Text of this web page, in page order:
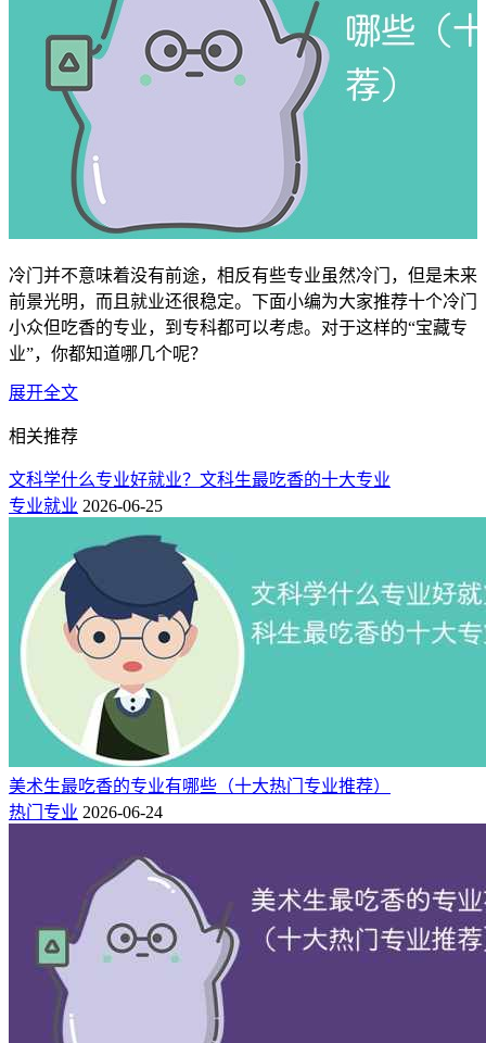
冷门并不意味着没有前途，相反有些专业虽然冷门，但是未来
前景光明，而且就业还很稳定。下面小编为大家推荐十个冷门
小众但吃香的专业，到专科都可以考虑。对于这样的“宝藏专
业”，你都知道哪几个呢？
看似冷门实际吃香的十大专业
这个专业之所以冷门，当之无愧，毕竟很多人对从事监狱的工
作比较抵触。其实这个专业的福利待遇和薪资各方面都不错。
毕业生几乎就是“包分配”，薪资待遇非常好，铁饭碗，每年报
考的人数也非常少，毕业后的竞争也很小。
展开全文
相关推荐
文科学什么专业好就业？文科生最吃香的十大专业
专业就业 2026-06-25
美术生最吃香的专业有哪些（十大热门专业推荐）
热门专业 2026-06-24